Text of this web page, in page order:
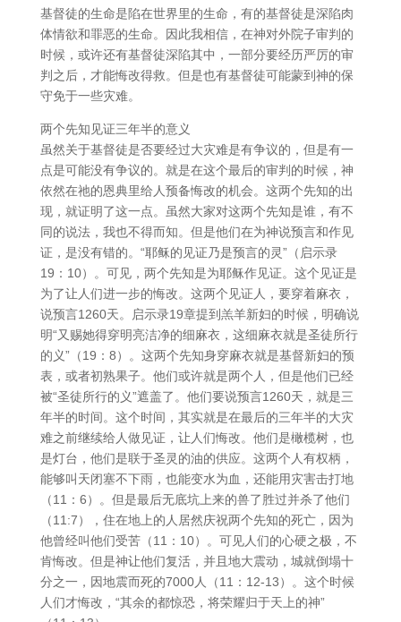
基督徒的生命是陷在世界里的生命，有的基督徒是深陷肉
体情欲和罪恶的生命。因此我相信，在神对外院子审判的
时候，或许还有基督徒深陷其中，一部分要经历严厉的审
判之后，才能悔改得救。但是也有基督徒可能蒙到神的保
守免于一些灾难。
两个先知见证三年半的意义
虽然关于基督徒是否要经过大灾难是有争议的，但是有一
点是可能没有争议的。就是在这个最后的审判的时候，神
依然在祂的恩典里给人预备悔改的机会。这两个先知的出
现，就证明了这一点。虽然大家对这两个先知是谁，有不
同的说法，我也不得而知。但是他们在为神说预言和作见
证，是没有错的。“耶稣的见证乃是预言的灵”（启示录
19：10）。可见，两个先知是为耶稣作见证。这个见证是
为了让人们进一步的悔改。这两个见证人，要穿着麻衣，
说预言1260天。启示录19章提到羔羊新妇的时候，明确说
明“又赐她得穿明亮洁净的细麻衣，这细麻衣就是圣徒所行
的义”（19：8）。这两个先知身穿麻衣就是基督新妇的预
表，或者初熟果子。他们或许就是两个人，但是他们已经
被“圣徒所行的义”遮盖了。他们要说预言1260天，就是三
年半的时间。这个时间，其实就是在最后的三年半的大灾
难之前继续给人做见证，让人们悔改。他们是橄榄树，也
是灯台，他们是联于圣灵的油的供应。这两个人有权柄，
能够叫天闭塞不下雨，也能变水为血，还能用灾害击打地
（11：6）。但是最后无底坑上来的兽了胜过并杀了他们
（11:7），住在地上的人居然庆祝两个先知的死亡，因为
他曾经叫他们受苦（11：10）。可见人们的心硬之极，不
肯悔改。但是神让他们复活，并且地大震动，城就倒塌十
分之一，因地震而死的7000人（11：12-13）。这个时候
人们才悔改，“其余的都惊恐，将荣耀归于天上的神”